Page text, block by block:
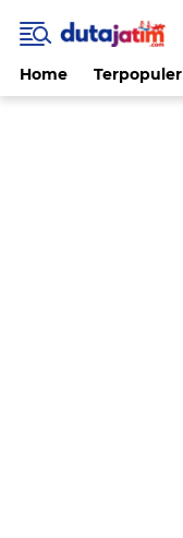
Home Terpopuler